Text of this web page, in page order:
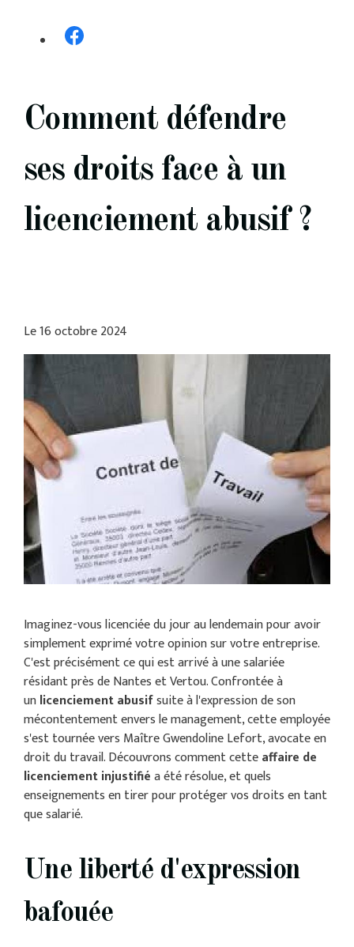
Comment défendre
ses droits face à un
licenciement abusif ?
Le16 octobre 2024
Imaginez-vous licenciée du jour au lendemain pour avoir
simplement exprimé votre opinion sur votre entreprise.
C'est précisément ce qui est arrivé à une salariée
résidant près de Nantes et Vertou. Confrontée à
unlicenciement abusifsuite à l'expression de son
mécontentement envers le management, cette employée
s'est tournée vers Maître Gwendoline Lefort, avocate en
droit du travail. Découvrons comment cetteaffaire de
licenciement injustifiéa été résolue, et quels
enseignements en tirer pour protéger vos droits en tant
que salarié.
Une liberté d'expression
bafouée